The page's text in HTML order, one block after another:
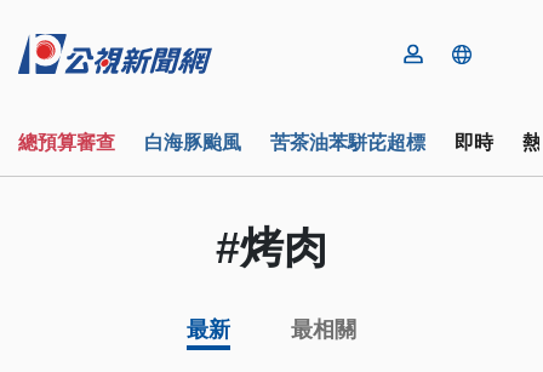
總預算審查 白海豚颱風 苦茶油苯駢芘超標 即時
#烤肉
最新 最相關